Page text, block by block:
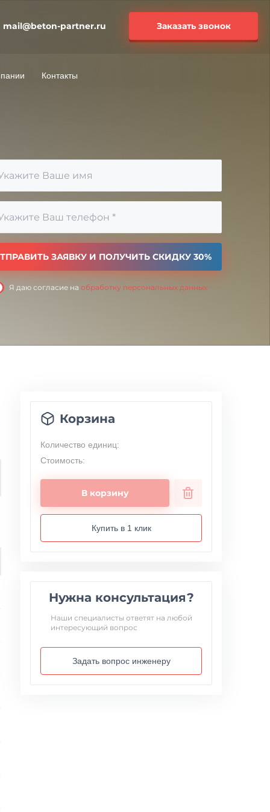
mail@beton-partner.ru Заказать звонок
Контакты
ЗАЯВКУ И ПОЛУЧИТЬ СКИДКУ 30%
Я даю согласие наобработку персональных данных
Корзина
Количество единиц:
Стоимость:
В корзину
Купить в 1 клик
Нужна консультация?
Наши специалисты ответят на любой
интересующий вопрос
Задать вопрос инженеру